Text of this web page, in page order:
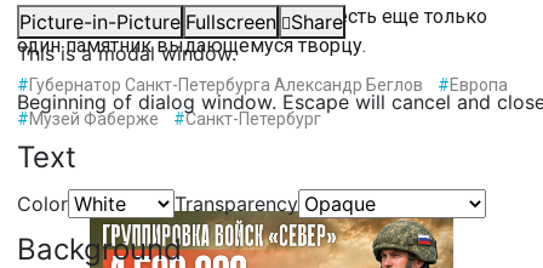
Picture-in-Picture Fullscreen
Share
This is a modal window.
Beginning of dialog window. Escape will cancel and
Text
Color Transparency
Background
установлен бюст ювелира. В мире есть еще только
один памятник выдающемуся творцу.
#Губернатор Санкт-Петербурга Александр Беглов #Европа
#Музей Фаберже #Санкт-Петербург